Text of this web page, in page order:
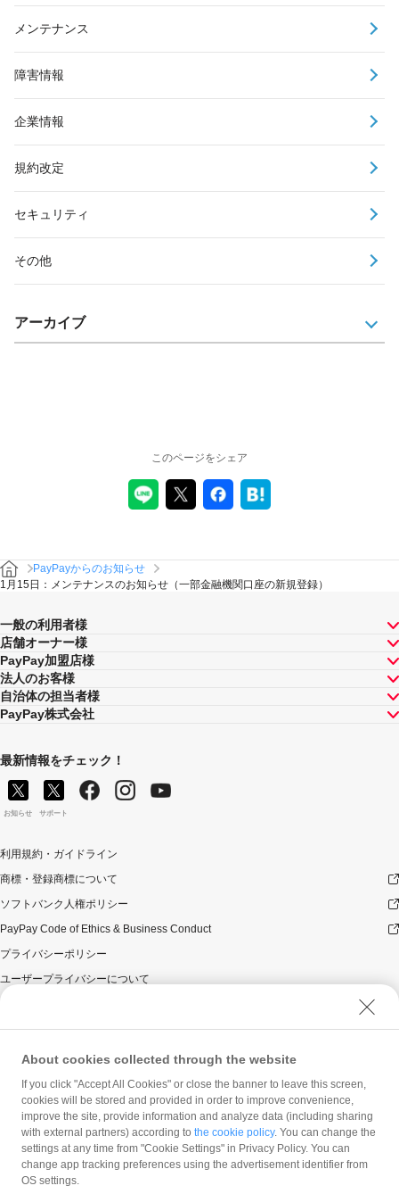
メンテナンス
障害情報
企業情報
規約改定
セキュリティ
その他
アーカイブ
このページをシェア
PayPayからのお知らせ
1月15日：メンテナンスのお知らせ（一部金融機関口座の新規登録）
一般の利用者様
店舗オーナー様
PayPay加盟店様
法人のお客様
自治体の担当者様
PayPay株式会社
最新情報をチェック！
お知らせ サポート
利用規約・ガイドライン
商標・登録商標について
ソフトバンク人権ポリシー
PayPay Code of Ethics & Business Conduct
プライバシーポリシー
ユーザープライバシーについて
ウェブサイト利用規約
反社会的勢力に対する方針
勧誘方針
マネロン等基本方針
カスタマーハラスメントに関する当社の考え方
About cookies collected through the website
If you click "Accept All Cookies" or close the banner to leave this screen,
cookies will be stored and provided in order to improve convenience,
improve the site, provide information and analyze data (including sharing
with external partners) according to the cookie policy. You can change the
settings at any time from "Cookie Settings" in Privacy Policy. You can
change app tracking preferences using the advertisement identifier from
OS settings.